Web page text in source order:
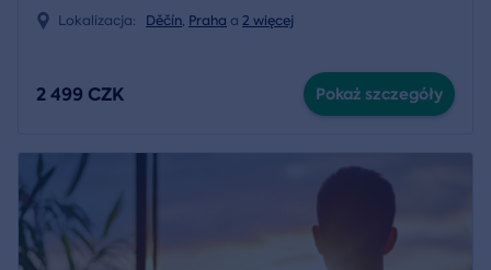
Lokalizacja: Děčín, Praha a 2 więcej
2 499 CZK Pokaż szczegóły